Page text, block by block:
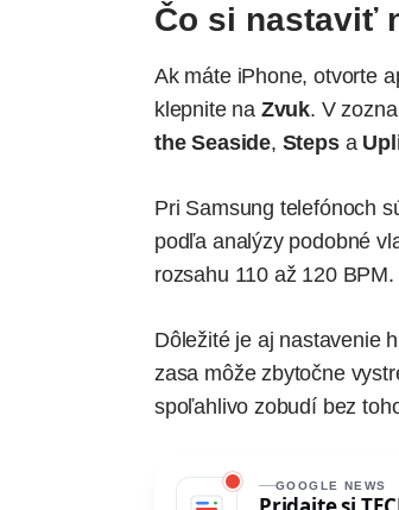
Čo si nastaviť
Ak máte iPhone, otvorte
klepnite na Zvuk. V
the Seaside, Stepsa
Pri Samsung telefónoch
podľa analýzy podobné
rozsahu 110 až 120
Dôležité je aj nastavenie
zasa môže zbytočne
spoľahlivo zobudí bez
GOOGLE NEWS